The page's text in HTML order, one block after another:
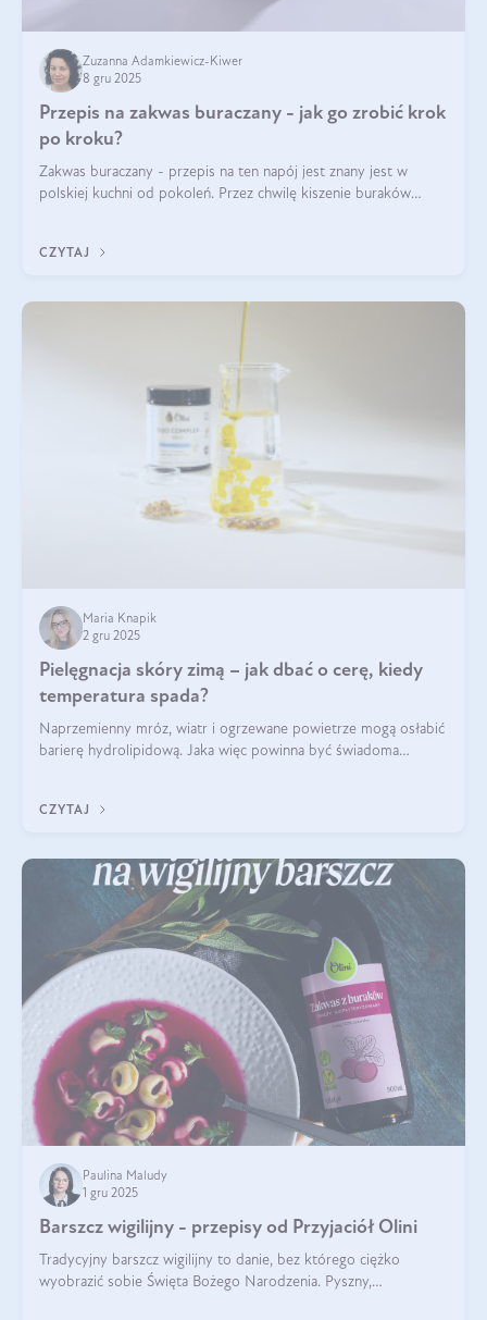
Zuzanna Adamkiewicz-Kiwer
8 gru 2025
Przepis na zakwas buraczany - jak go zrobić krok
po kroku?
Zakwas buraczany - przepis na ten napój jest znany jest w
polskiej kuchni od pokoleń. Przez chwilę kiszenie buraków
CZYTAJ
Maria Knapik
2 gru 2025
Pielęgnacja skóry zimą – jak dbać o cerę, kiedy
temperatura spada?
Naprzemienny mróz, wiatr i ogrzewane powietrze mogą osłabić
barierę hydrolipidową. Jaka więc powinna być świadoma
CZYTAJ
Paulina Maludy
1 gru 2025
Barszcz wigilijny - przepisy od Przyjaciół Olini
Tradycyjny barszcz wigilijny to danie, bez którego ciężko
wyobrazić sobie Święta Bożego Narodzenia. Pyszny,